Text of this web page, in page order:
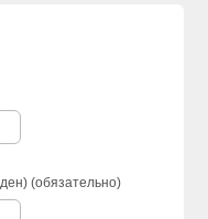
(обязательно)